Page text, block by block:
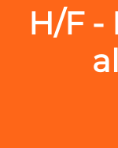
H/F -